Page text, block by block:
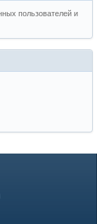
пользователей и